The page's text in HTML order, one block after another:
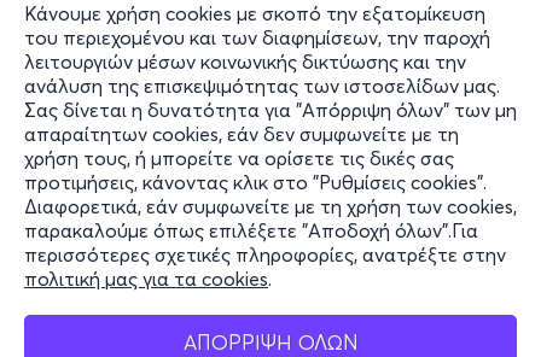
Κάνουμε χρήση cookies με σκοπό την εξατομίκευση
του περιεχομένου και των διαφημίσεων, την παροχή
λειτουργιών μέσων κοινωνικής δικτύωσης και την
ανάλυση της επισκεψιμότητας των ιστοσελίδων μας.
Σας δίνεται η δυνατότητα για "Απόρριψη όλων" των μη
απαραίτητων cookies, εάν δεν συμφωνείτε με τη
χρήση τους, ή μπορείτε να ορίσετε τις δικές σας
προτιμήσεις, κάνοντας κλικ στο "Ρυθμίσεις cookies".
Διαφορετικά, εάν συμφωνείτε με τη χρήση των cookies,
παρακαλούμε όπως επιλέξετε "Αποδοχή όλων".Για
περισσότερες σχετικές πληροφορίες, ανατρέξτε στην
πολιτική μας για τα cookies.
ΑΠΟΡΡΙΨΗ ΟΛΩΝ
Ελλάδα
Τηλεφωνικές κρατήσεις
+30 2117700000
Δευ - Παρ 10:00 - 18:00
Φυσικά σημεία
Mobile app